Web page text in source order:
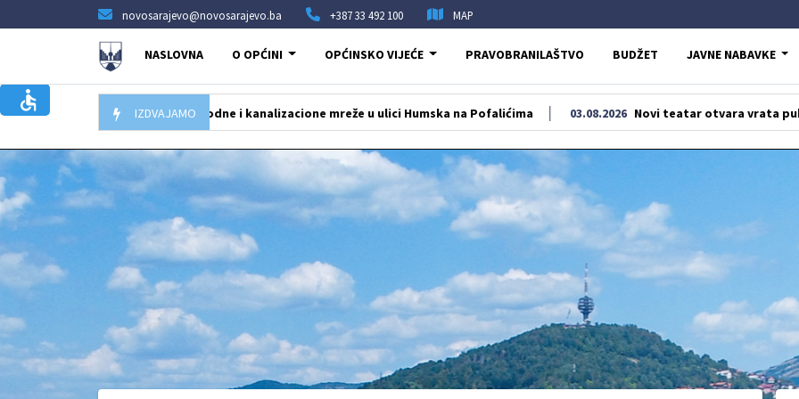
novosarajevo@novosarajevo.ba +387 33 492 100 MAP
NASLOVNA O OPĆINI OPĆINSKO VIJEĆE PRAVOBRANILAŠTVO BUDŽET JAVNE NABAVKE
IZDVAJAMO
obnova vodovodne i kanalizacione mreže u ulici Humska na Pofalićima 03.08.2026 Novi teatar otvara vrata publici sa